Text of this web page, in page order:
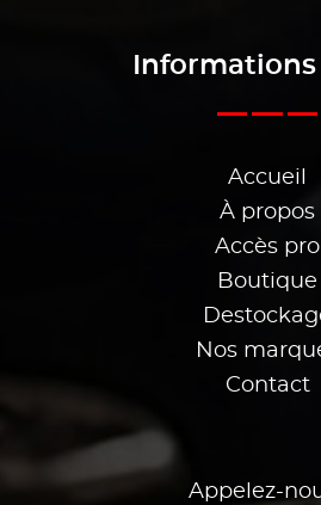
Accueil
À propos
Accès pro
Boutique
Nos
Contact
Appelez-